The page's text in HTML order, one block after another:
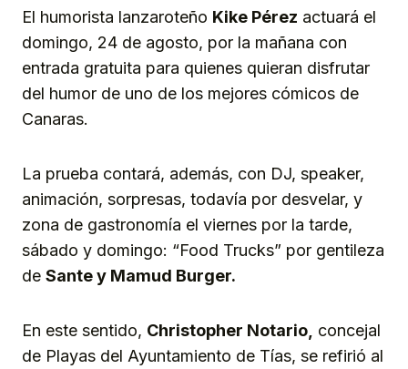
El humorista lanzaroteño Kike Pérez actuará el
domingo, 24 de agosto, por la mañana con
entrada gratuita para quienes quieran disfrutar
del humor de uno de los mejores cómicos de
Canaras.
La prueba contará, además, con DJ, speaker,
animación, sorpresas, todavía por desvelar, y
zona de gastronomía el viernes por la tarde,
sábado y domingo: “Food Trucks” por gentileza
de Sante y Mamud Burger.
En este sentido, Christopher Notario, concejal
de Playas del Ayuntamiento de Tías, se refirió al